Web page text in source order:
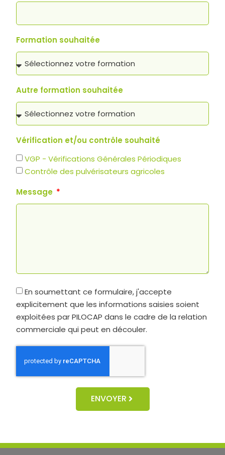
Formation souhaitée
Autre formation souhaitée
Vérification et/ou contrôle souhaité
VGP - Vérifications Générales Périodiques
Contrôle des pulvérisateurs agricoles
Message
En soumettant ce formulaire, j'accepte
explicitement que les informations saisies soient
exploitées par PILOCAP dans le cadre de la relation
commerciale qui peut en découler.
ENVOYER